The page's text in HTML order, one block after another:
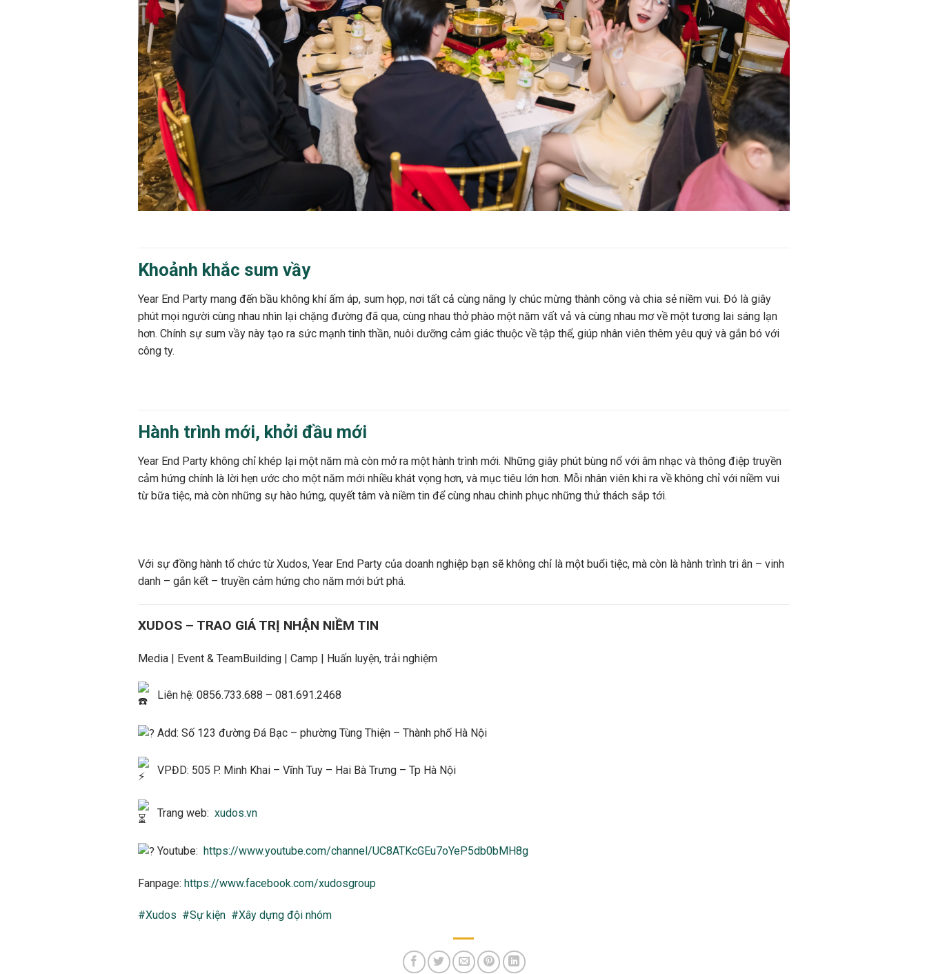
Khoảnh khắc sum vầy
Year End Party mang đến bầu không khí ấm áp, sum họp, nơi tất cả cùng nâng ly chúc mừng thành công và chia sẻ niềm vui. Đó là giây
phút mọi người cùng nhau nhìn lại chặng đường đã qua, cùng nhau thở phào một năm vất vả và cùng nhau mơ về một tương lai sáng lạn
hơn. Chính sự sum vầy này tạo ra sức mạnh tinh thần, nuôi dưỡng cảm giác thuộc về tập thể, giúp nhân viên thêm yêu quý và gắn bó với
công ty.
Hành trình mới, khởi đầu mới
Year End Party không chỉ khép lại một năm mà còn mở ra một hành trình mới. Những giây phút bùng nổ với âm nhạc và thông điệp truyền
cảm hứng chính là lời hẹn ước cho một năm mới nhiều khát vọng hơn, và mục tiêu lớn hơn. Mỗi nhân viên khi ra về không chỉ với niềm vui
từ bữa tiệc, mà còn những sự hào hứng, quyết tâm và niềm tin để cùng nhau chinh phục những thử thách sắp tới.
Với sự đồng hành tổ chức từ Xudos, Year End Party của doanh nghiệp bạn sẽ không chỉ là một buổi tiệc, mà còn là hành trình tri ân – vinh
danh – gắn kết – truyền cảm hứng cho năm mới bứt phá.
XUDOS – TRAO GIÁ TRỊ NHẬN NIỀM TIN
Media | Event & TeamBuilding | Camp | Huấn luyện, trải nghiệm
Liên hệ: 0856.733.688 – 081.691.2468
Add: Số 123 đường Đá Bạc – phường Tùng Thiện – Thành phố Hà Nội
VPĐD: 505 P. Minh Khai – Vĩnh Tuy – Hai Bà Trưng – Tp Hà Nội
Trang web: xudos.vn
Youtube: https://www.youtube.com/channel/UC8ATKcGEu7oYeP5db0bMH8g
Fanpage: https://www.facebook.com/xudosgroup
#Xudos #Sự kiện #Xây dựng đội nhóm